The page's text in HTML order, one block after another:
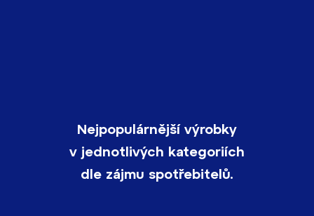
Nejpopulárnější výrobky
v jednotlivých kategoriích
dle zájmu spotřebitelů.